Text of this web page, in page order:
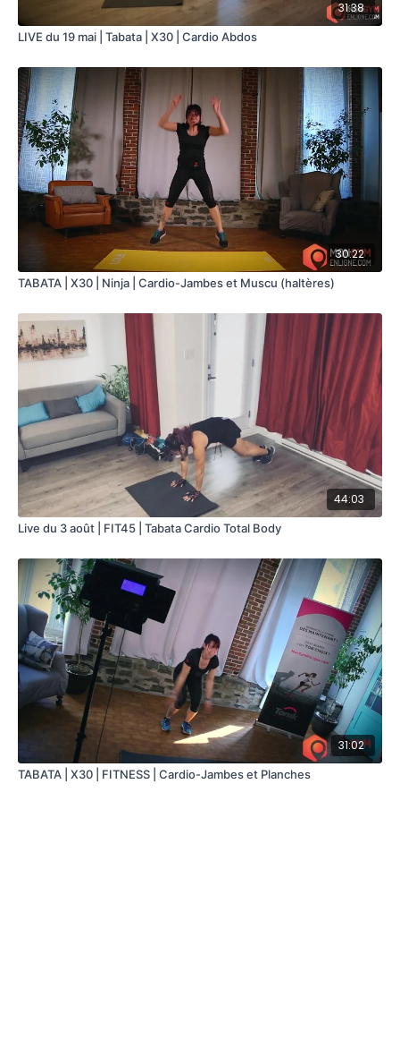
ta commande. 🙌https://bit.ly/JustStrongCat 31:38
LIVE du 19 mai | Tabata | X30 | Cardio Abdos
30:22
TABATA | X30 | Ninja | Cardio-Jambes et Muscu (haltères)
44:03
Live du 3 août | FIT45 | Tabata Cardio Total Body
31:02
TABATA | X30 | FITNESS | Cardio-Jambes et Planches